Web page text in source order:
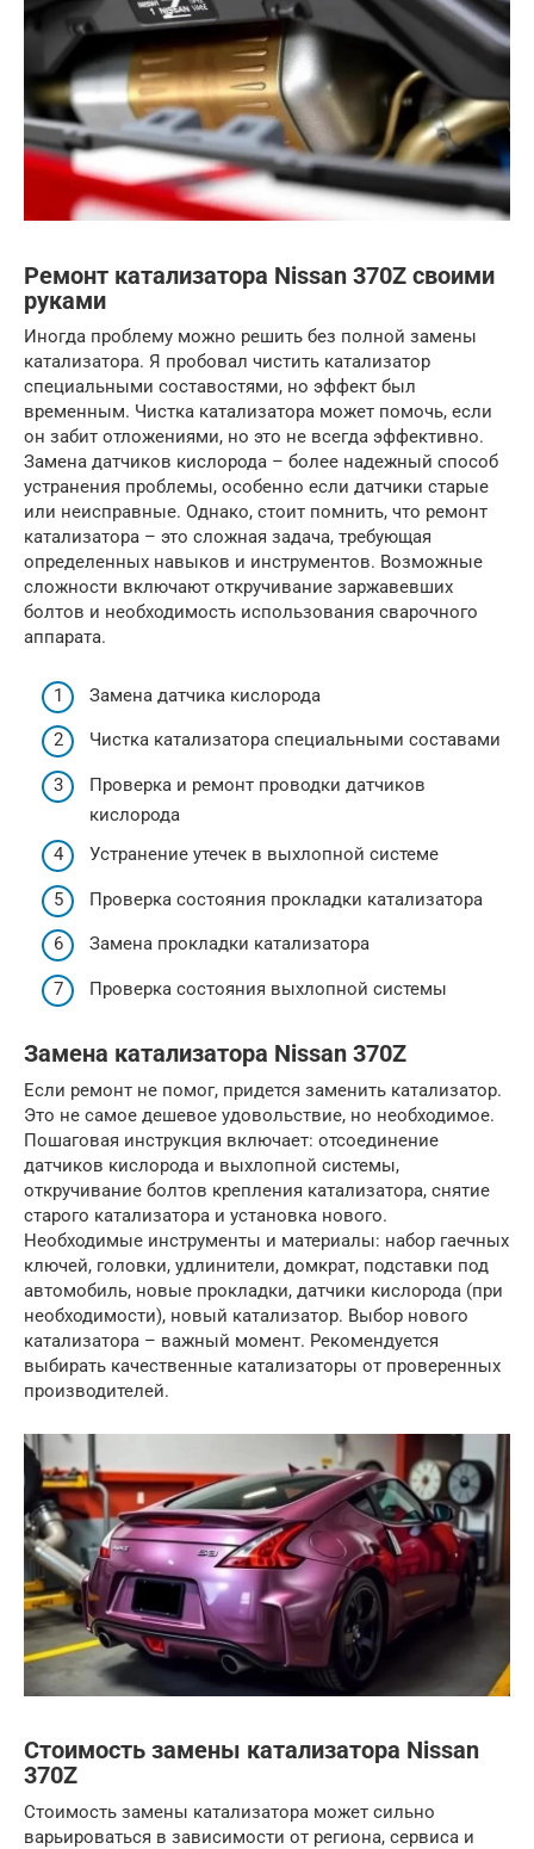
Ремонт катализатора Nissan 370Z своими
руками
Иногда проблему можно решить без полной замены
катализатора. Я пробовал чистить катализатор
специальными составостями, но эффект был
временным. Чистка катализатора может помочь, если
он забит отложениями, но это не всегда эффективно.
Замена датчиков кислорода – более надежный способ
устранения проблемы, особенно если датчики старые
или неисправные. Однако, стоит помнить, что ремонт
катализатора – это сложная задача, требующая
определенных навыков и инструментов. Возможные
сложности включают откручивание заржавевших
болтов и необходимость использования сварочного
аппарата.
Замена датчика кислорода
Чистка катализатора специальными составами
Проверка и ремонт проводки датчиков
кислорода
Устранение утечек в выхлопной системе
Проверка состояния прокладки катализатора
Замена прокладки катализатора
Проверка состояния выхлопной системы
Замена катализатора Nissan 370Z
Если ремонт не помог, придется заменить катализатор.
Это не самое дешевое удовольствие, но необходимое.
Пошаговая инструкция включает: отсоединение
датчиков кислорода и выхлопной системы,
откручивание болтов крепления катализатора, снятие
старого катализатора и установка нового.
Необходимые инструменты и материалы: набор гаечных
ключей, головки, удлинители, домкрат, подставки под
автомобиль, новые прокладки, датчики кислорода (при
необходимости), новый катализатор. Выбор нового
катализатора – важный момент. Рекомендуется
выбирать качественные катализаторы от проверенных
производителей.
Стоимость замены катализатора Nissan
370Z
Стоимость замены катализатора может сильно
варьироваться в зависимости от региона, сервиса и